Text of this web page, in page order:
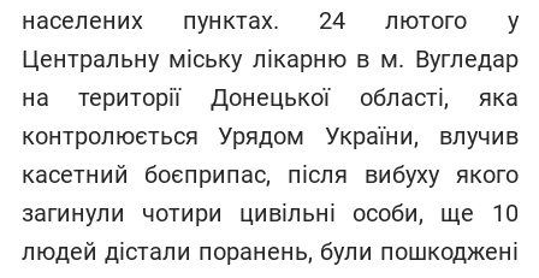
населених пунктах. 24 лютого у
Центральну міську лікарню в м. Вугледар
на території Донецької області, яка
контролюється Урядом України, влучив
касетний боєприпас, після вибуху якого
загинули чотири цивільні особи, ще 10
людей дістали поранень, були пошкоджені